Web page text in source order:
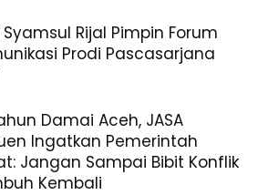
Syamsul Rijal Pimpin Forum
Prodi Pascasarjana
Damai Aceh, JASA
Ingatkan Pemerintah
Jangan Sampai Bibit Konflik
Kembali